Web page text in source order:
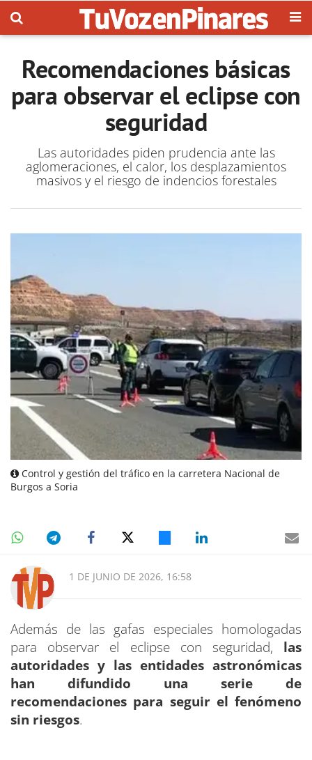
Recomendaciones básicas
para observar el eclipse con
seguridad
Las autoridades piden prudencia ante las
aglomeraciones, el calor, los desplazamientos
masivos y el riesgo de indencios forestales
Control y gestión del tráfico en la carretera Nacional de
Burgos a Soria
1 DE JUNIO DE 2026, 16:58
Además de las gafas especiales homologadas
para observar el eclipse con seguridad, las
autoridades y las entidades astronómicas
han difundido una serie de
recomendaciones para seguir el fenómeno
sin riesgos.